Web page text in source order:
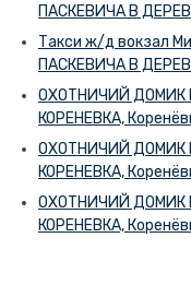
ПАСКЕВИЧА В
Такси ж/д вокзал
ПАСКЕВИЧА В
ОХОТНИЧИЙ ДОМИК
КОРЕНЕВКА,
ОХОТНИЧИЙ ДОМИК
КОРЕНЕВКА,
ОХОТНИЧИЙ ДОМИК
КОРЕНЕВКА,